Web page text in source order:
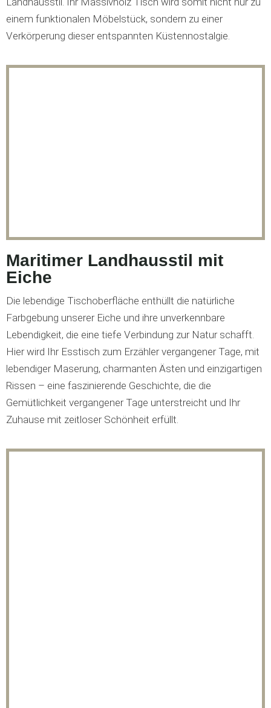
einem funktionalen Möbelstück, sondern zu einer
Verkörperung dieser entspannten Küstennostalgie.
Maritimer Landhausstil mit
Eiche
Die lebendige Tischoberfläche enthüllt die natürliche
Farbgebung unserer Eiche und ihre unverkennbare
Lebendigkeit, die eine tiefe Verbindung zur Natur schafft.
Hier wird Ihr Esstisch zum Erzähler vergangener Tage, mit
lebendiger Maserung, charmanten Ästen und einzigartigen
Rissen – eine faszinierende Geschichte, die die
Gemütlichkeit vergangener Tage unterstreicht und Ihr
Zuhause mit zeitloser Schönheit erfüllt.